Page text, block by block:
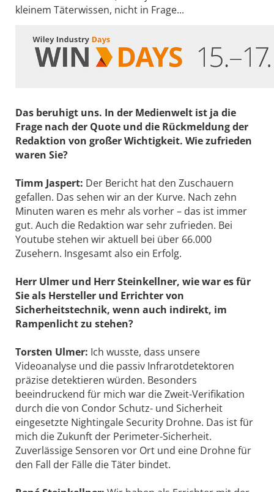
kleinem Täterwissen, nicht in Frage...
Das beruhigt uns. In der Medienwelt ist ja die
Frage nach der Quote und die Rückmeldung der
Redaktion von großer Wichtigkeit. Wie zufrieden
waren Sie?
Timm Jaspert: Der Bericht hat den Zuschauern
gefallen. Das sehen wir an der Kurve. Nach zehn
Minuten waren es mehr als vorher – das ist immer
gut. Auch die Redaktion war sehr zufrieden. Bei
Youtube stehen wir aktuell bei über 66.000
Zusehern. Insgesamt also ein Erfolg.
Herr Ulmer und Herr Steinkellner, wie war es für
Sie als Hersteller und Errichter von
Sicherheitstechnik, wenn auch indirekt, im
Rampenlicht zu stehen?
Torsten Ulmer: Ich wusste, dass unsere
Videoanalyse und die passiv Infrarotdetektoren
präzise detektieren würden. Besonders
beeindruckend für mich war die Zweit-Verifikation
durch die von Condor Schutz- und Sicherheit
eingesetzte Nightingale Security Drohne. Das ist für
mich die Zukunft der Perimeter-­Sicherheit.
Zuverlässige Sensoren vor Ort und eine Drohne für
den Fall der Fälle die Täter bindet.